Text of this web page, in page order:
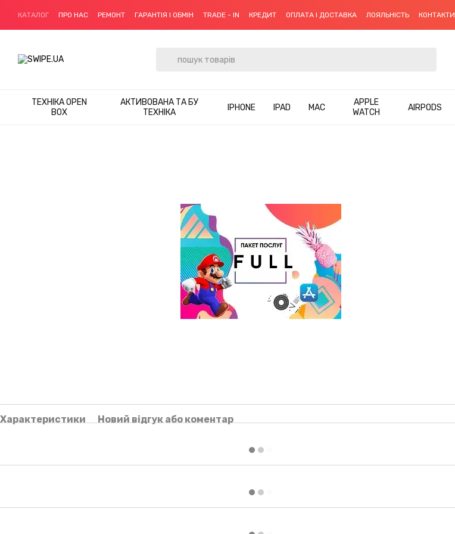
КАТАЛОГ ПРО НАС РЕМОНТ ГАРАНТІЯ І ОБМІН TRADE - IN КРЕДИТ ОПЛАТА І ДОСТАВКА ЛОЯЛЬНІСТЬ КОНТАКТИ
ТЕХНІКА OPEN
BOX
АКТИВОВАНА ТА БУ
ТЕХНІКА
IPHONE IPAD MAC
APPLE
WATCH
AIRPODS
Характеристики Новий відгук або коментар